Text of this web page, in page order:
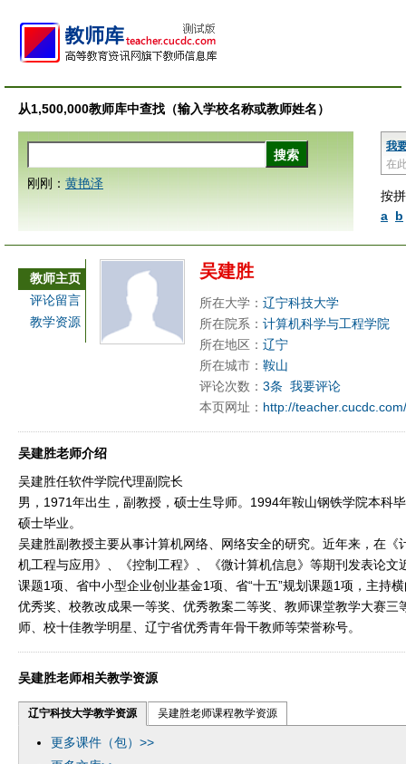
从1,500,000教师库中查找（输入学校名称或教师姓名）
我
在
按
a b
刚刚： 黄艳泽
教师主页
评论留言
教学资源
吴建胜
所在大学： 辽宁科技大学
所在院系： 计算机科学与工程学院
所在地区： 辽宁
所在城市： 鞍山
评论次数： 3条 我要评论
本页网址： http://
吴建胜老师介绍
吴建胜任软件学院代理副院长
男，1971年出生，副教授，硕士生导师。1994年鞍山钢铁学院本科
硕士毕业。
吴建胜副教授主要从事计算机网络、网络安全的研究。近年来，在《
机工程与应用》、《控制工程》、《微计算机信息》等期刊发表论文
课题1项、省中小型企业创业基金1项、省“十五”规划课题1项，主持
优秀奖、校教改成果一等奖、优秀教案二等奖、教师课堂教学大赛三
师、校十佳教学明星、辽宁省优秀青年骨干教师等荣誉称号。
吴建胜老师相关教学资源
辽宁科技大学教学资源 吴建胜老师课程教学资源
更多课件（包）>>